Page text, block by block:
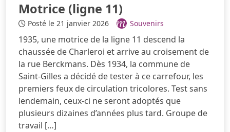
Motrice (ligne 11)
Posté le 21 janvier 2026 Souvenirs
1935, une motrice de la ligne 11 descend la
chaussée de Charleroi et arrive au croisement de
la rue Berckmans. Dès 1934, la commune de
Saint-Gilles a décidé de tester à ce carrefour, les
premiers feux de circulation tricolores. Test sans
lendemain, ceux-ci ne seront adoptés que
plusieurs dizaines d’années plus tard. Groupe de
travail […]